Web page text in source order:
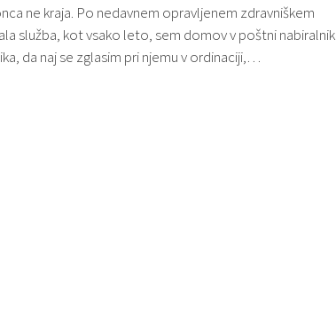
ne kraja. Po nedavnem opravljenem zdravniškem
služba, kot vsako leto, sem domov v poštni nabiralnik
da naj se zglasim pri njemu v ordinaciji,…